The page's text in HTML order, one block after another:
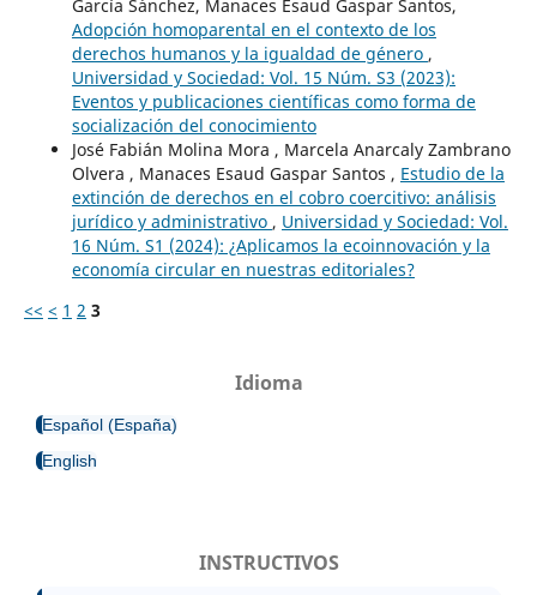
García Sánchez, Manaces Esaud Gaspar Santos,
Adopción homoparental en el contexto de los
derechos humanos y la igualdad de género ,
Universidad y Sociedad: Vol. 15 Núm. S3 (2023):
Eventos y publicaciones científicas como forma de
socialización del conocimiento
José Fabián Molina Mora , Marcela Anarcaly Zambrano
Olvera , Manaces Esaud Gaspar Santos , Estudio de la
extinción de derechos en el cobro coercitivo: análisis
jurídico y administrativo , Universidad y Sociedad: Vol.
16 Núm. S1 (2024): ¿Aplicamos la ecoinnovación y la
economía circular en nuestras editoriales?
<< < 1 2 3
Idioma
Español (España)
English
INSTRUCTIVOS